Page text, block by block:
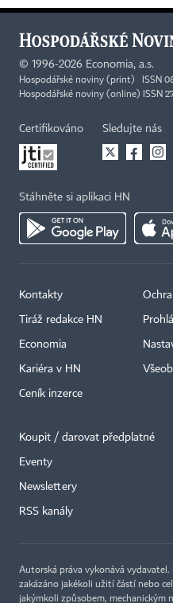
© 1996-2026 Economia, a.s.
Hospodářské noviny (print) ISSN
Hospodářské noviny (online) ISSN
Certifikováno Sledujte nás
Stáhněte si aplikaci HN
Kontakty
Tiráž redakce HN
Economia
Kariéra v HN
Ceník inzerce
Koupit / darovat předplatné
Eventy
Newslettery
RSS kanály
Autorská práva vykonává
zakázáno jakékoli užití částí nebo
jakýmkoli způsobem, mechanickým